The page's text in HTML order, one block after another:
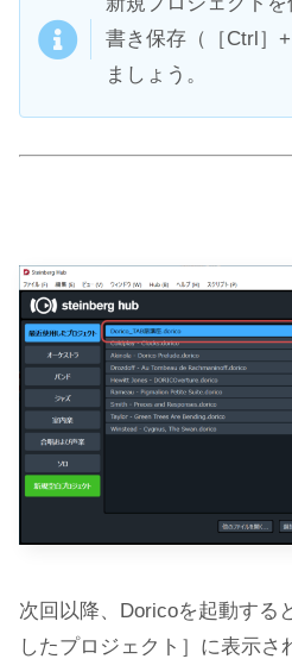
書き保存（［Ctrl］
ましょう。
次回以降、Doricoを起動する
したプロジェクト］に表示さ